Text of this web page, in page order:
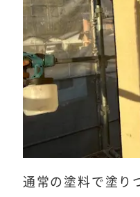
通常の塗料で塗り